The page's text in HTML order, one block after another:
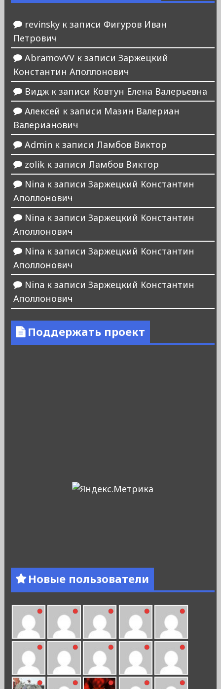
revinskyк записи Фигуров Иван
Петрович
AbramovVVк записи Заржецкий
Константин Аполлонович
Виджк записи Ковтун Елена Валерьевна
Алексей к записи Мазин Валериан
Валерианович
Admin к записи Ламбов Виктор
zolikк записи Ламбов Виктор
Nina к записи Заржецкий Константин
Аполлонович
Nina к записи Заржецкий Константин
Аполлонович
Nina к записи Заржецкий Константин
Аполлонович
Nina к записи Заржецкий Константин
Аполлонович
Поддержать проект
Новые пользователи